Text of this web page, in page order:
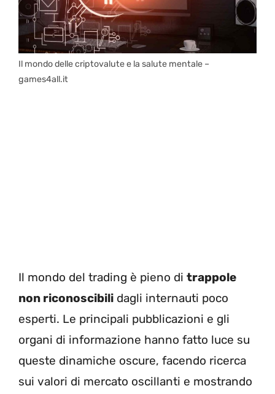
Il mondo delle criptovalute e la salute mentale –
games4all.it
Il mondo del trading è pieno di trappole
non riconoscibili dagli internauti poco
esperti. Le principali pubblicazioni e gli
organi di informazione hanno fatto luce su
queste dinamiche oscure, facendo ricerca
sui valori di mercato oscillanti e mostrando